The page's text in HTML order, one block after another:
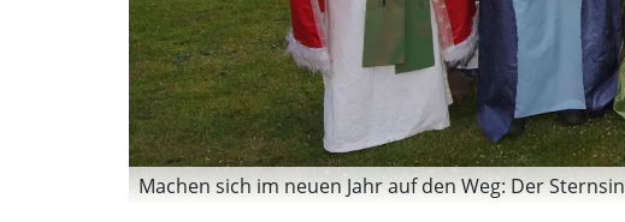
Machen sich im neuen Jahr auf den Weg: Der